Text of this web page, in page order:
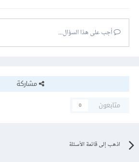
أجب على هذا السؤال...
مشاركة
متابعون
0
اذهب إلى قائمة الأسئلة